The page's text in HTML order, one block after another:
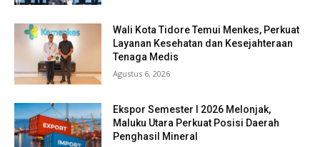
Wali Kota Tidore Temui Menkes, Perkuat
Layanan Kesehatan dan Kesejahteraan
Tenaga Medis
Agustus 6, 2026
Ekspor Semester I 2026 Melonjak,
Maluku Utara Perkuat Posisi Daerah
Penghasil Mineral